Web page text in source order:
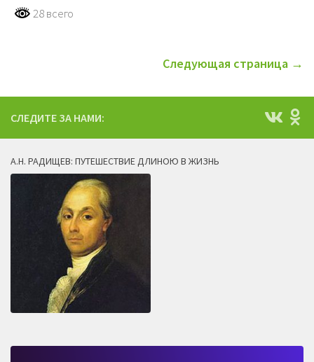
28 всего
Следующая страница →
СЛЕДИТЕ ЗА НАМИ:
А.Н. РАДИЩЕВ: ПУТЕШЕСТВИЕ ДЛИНОЮ В ЖИЗНЬ